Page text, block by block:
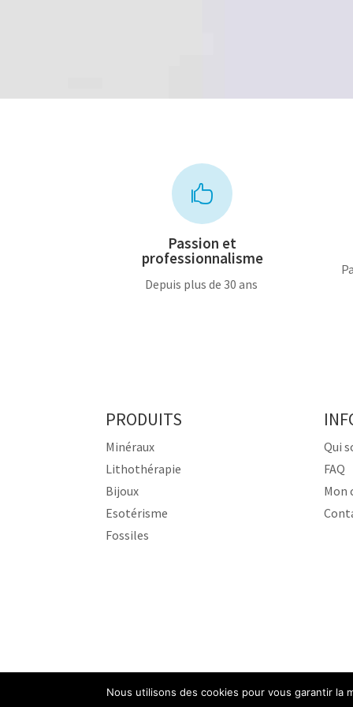

Passion et
professionnalisme
Depuis plus de 30 ans
PRODUITS
Minéraux
Lithothérapie
Bijoux
Esotérisme
Fossiles
Qui
FAQ
Mon
Nous utilisons des cookies pour vous garantir